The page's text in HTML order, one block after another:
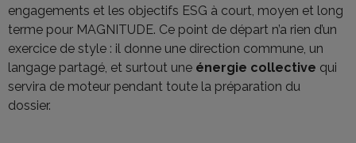
engagements et les objectifs ESG à court, moyen et long
terme pour MAGNITUDE. Ce point de départ n’a rien d’un
exercice de style : il donne une direction commune, un
langage partagé, et surtout une énergie collective qui
servira de moteur pendant toute la préparation du
dossier.